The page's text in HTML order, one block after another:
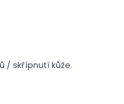
/ skřípnutí kůže.